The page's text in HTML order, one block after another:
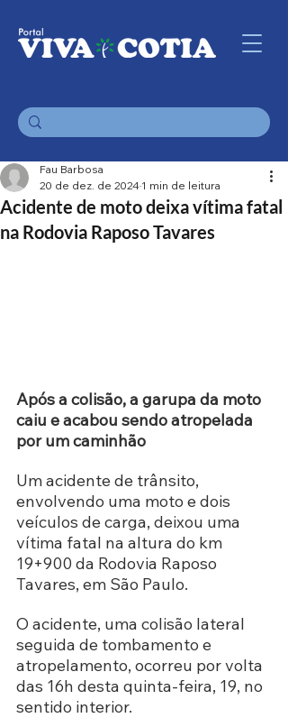
Acidente de moto deixa vítima fatal
na Rodovia Raposo Tavares
Fau Barbosa
20 de dez. de 2024 1 min de leitura
Após a colisão, a garupa da moto
caiu e acabou sendo atropelada
por um caminhão
Um acidente de trânsito,
envolvendo uma moto e dois
veículos de carga, deixou uma
vítima fatal na altura do km
19+900 da Rodovia Raposo
Tavares, em São Paulo.
O acidente, uma colisão lateral
seguida de tombamento e
atropelamento, ocorreu por volta
das 16h desta quinta-feira, 19, no
sentido interior.